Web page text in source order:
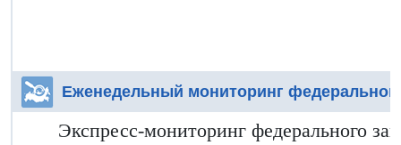
Еженедельный мониторинг
Экспресс-мониторинг федерального